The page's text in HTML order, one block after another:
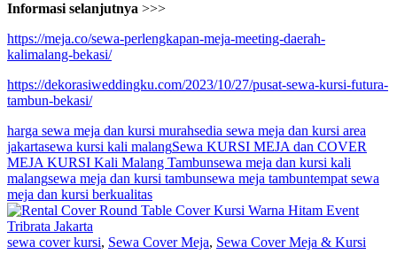
Informasi selanjutnya >>>
https://meja.co/sewa-perlengkapan-meja-meeting-daerah-
kalimalang-bekasi/
https://dekorasiweddingku.com/2023/10/27/pusat-sewa-kursi-futura-
tambun-bekasi/
harga sewa meja dan kursi murahsedia sewa meja dan kursi area
jakartasewa kursi kali malangSewa KURSI MEJA dan COVER
MEJA KURSI Kali Malang Tambunsewa meja dan kursi kali
malangsewa meja dan kursi tambunsewa meja tambuntempat sewa
meja dan kursi berkualitas
sewa cover kursi, Sewa Cover Meja, Sewa Cover Meja & Kursi